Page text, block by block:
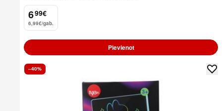
6
. 99€
6,99€/gab.
Pievienot
–40%